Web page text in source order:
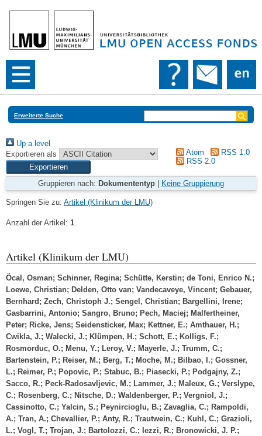
Erweiterte Suche
Up a level
Exportieren als
Atom
RSS 1.0
RSS 2.0
Gruppieren nach: Dokumententyp Keine Gruppierung
Springen Sie zu: Artikel (Klinikum der LMU)
Anzahl der Artikel: 1.
Artikel (Klinikum der LMU)
Öcal, Osman; Schinner, Regina; Schütte, Kerstin; de Toni, Enrico N.;
Loewe, Christian; Delden, Otto van; Vandecaveye, Vincent; Gebauer,
Bernhard ; Zech, Christoph J.; Sengel, Christian; Bargellini, Irene;
Gasbarrini, Antonio; Sangro, Bruno; Pech, Maciej; Malfertheiner,
Peter; Ricke, Jens; Seidensticker, Max; Kettner, E.; Amthauer, H.;
Cwikla, J.; Walecki, J.; Klümpen, H.; Schott, E.; Kolligs, F.;
Rosmorduc, O.; Menu, Y.; Leroy, V.; Mayerle, J.; Trumm, C.;
Bartenstein, P.; Reiser, M.; Berg, T.; Moche, M.; Bilbao, I.; Gossner,
L.; Reimer, P.; Popovic, P.; Stabuc, B.; Piasecki, P.; Podgajny, Z.;
Sacco, R.; Peck-Radosavljevic, M.; Lammer, J.; Maleux, G.; Verslype,
C.; Rosenberg, C.; Nitsche, D.; Waldenberger, P.; Vergniol, J.;
Cassinotto, C.; Yalcin, S.; Peynircioglu, B.; Zavaglia, C.; Rampoldi,
A.; Tran, A.; Chevallier, P.; Anty, R.; Trautwein, C.; Kuhl, C.; Grazioli,
L.; Vogl, T.; Trojan, J.; Bartolozzi, C.; Iezzi, R.; Bronowicki, J. P.;